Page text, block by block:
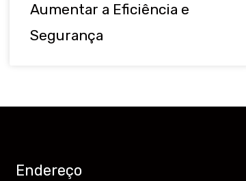
Aumentar a Eficiência e
Segurança
Endereço